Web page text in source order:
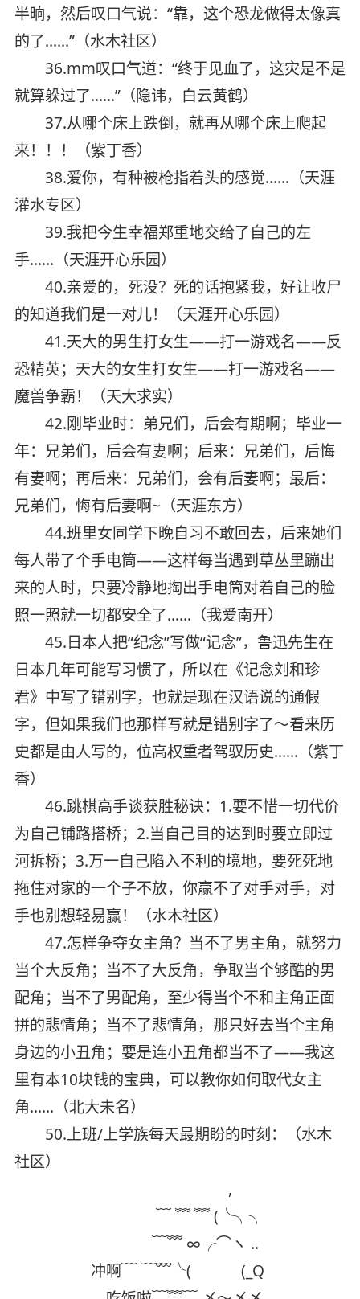
半晌，然后叹口气说：“靠，这个恐龙做得太像真
的了……”（水木社区）
36.mm叹口气道：“终于见血了，这灾是不是
就算躲过了……”（隐讳，白云黄鹤）
37.从哪个床上跌倒，就再从哪个床上爬起
来！！！（紫丁香）
38.爱你，有种被枪指着头的感觉……（天涯
灌水专区）
39.我把今生幸福郑重地交给了自己的左
手……（天涯开心乐园）
40.亲爱的，死没？死的话抱紧我，好让收尸
的知道我们是一对儿！（天涯开心乐园）
41.天大的男生打女生——打一游戏名——反
恐精英；天大的女生打女生——打一游戏名——
魔兽争霸！（天大求实）
42.刚毕业时：弟兄们，后会有期啊；毕业一
年：兄弟们，后会有妻啊；后来：兄弟们，后悔
有妻啊；再后来：兄弟们，会有后妻啊；最后：
兄弟们，悔有后妻啊~（天涯东方）
44.班里女同学下晚自习不敢回去，后来她们
每人带了个手电筒——这样每当遇到草丛里蹦出
来的人时，只要冷静地掏出手电筒对着自己的脸
照一照就一切都安全了……（我爱南开）
45.日本人把“纪念”写做“记念”，鲁迅先生在
日本几年可能写习惯了，所以在《记念刘和珍
君》中写了错别字，也就是现在汉语说的通假
字，但如果我们也那样写就是错别字了～看来历
史都是由人写的，位高权重者驾驭历史……（紫丁
香）
46.跳棋高手谈获胜秘诀：1.要不惜一切代价
为自己铺路搭桥；2.当自己目的达到时要立即过
河拆桥；3.万一自己陷入不利的境地，要死死地
拖住对家的一个子不放，你赢不了对手对手，对
手也别想轻易赢！（水木社区）
47.怎样争夺女主角？当不了男主角，就努力
当个大反角；当不了大反角，争取当个够酷的男
配角；当不了男配角，至少得当个不和主角正面
拼的悲情角；当不了悲情角，那只好去当个主角
身边的小丑角；要是连小丑角都当不了——我这
里有本10块钱的宝典，可以教你如何取代女主
角……（北大未名）
50.上班/上学族每天最期盼的时刻：（水木
社区）
,
﹋ ﹌ ﹌ (╰╮╮
﹋﹌ ∞╭⌒ヽ ..
冲啊﹋ ﹋﹌╰( (_Q